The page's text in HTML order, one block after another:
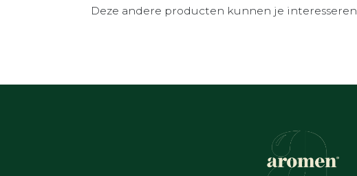
Deze andere producten kunnen je interesseren